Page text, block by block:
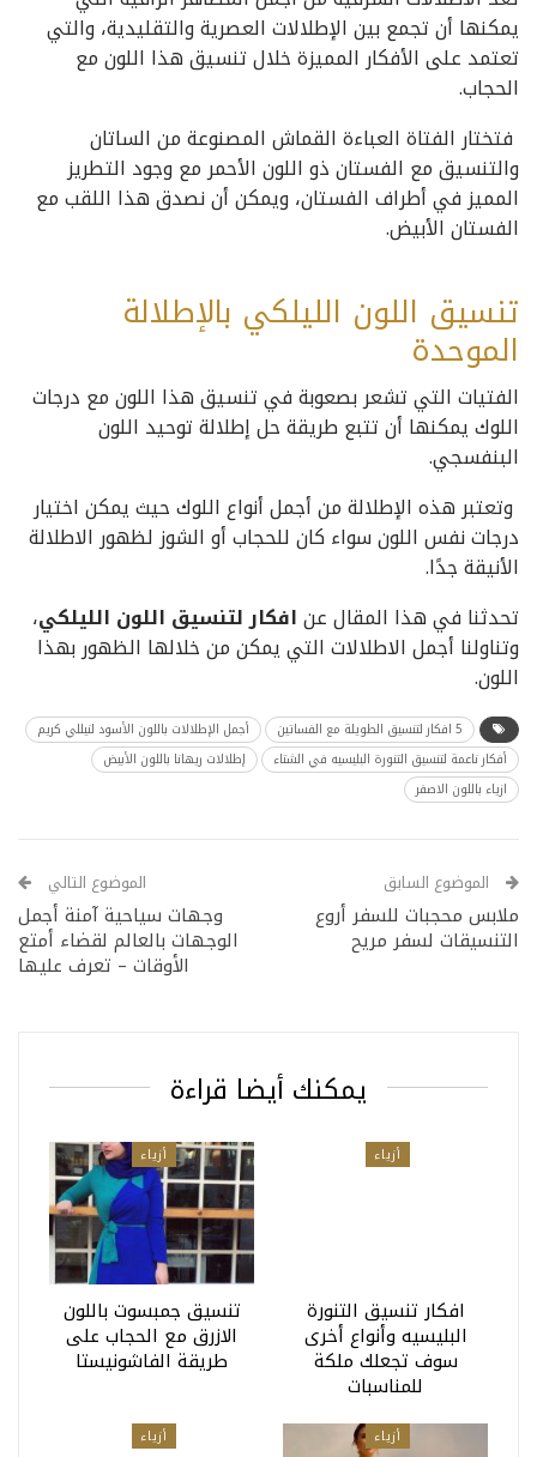
يمكنها أن تجمع بين الإطلالات العصرية والتقليدية، والتي
تعتمد على الأفكار المميزة خلال تنسيق هذا اللون مع
الحجاب.
فتختار الفتاة العباءة القماش المصنوعة من الساتان
والتنسيق مع الفستان ذو اللون الأحمر مع وجود التطريز
المميز في أطراف الفستان، ويمكن أن نصدق هذا اللقب مع
الفستان الأبيض.
تنسيق اللون الليلكي بالإطلالة
الموحدة
الفتيات التي تشعر بصعوبة في تنسيق هذا اللون مع درجات
اللوك يمكنها أن تتبع طريقة حل إطلالة توحيد اللون
البنفسجي.
وتعتبر هذه الإطلالة من أجمل أنواع اللوك حيث يمكن اختيار
درجات نفس اللون سواء كان للحجاب أو الشوز لظهور الاطلالة
الأنيقة جدًا.
تحدثنا في هذا المقال عنافكار لتنسيق اللون الليلكي،
وتناولنا أجمل الاطلالات التي يمكن من خلالها الظهور بهذا
اللون.
5 افكار لتنسيق الطويلة مع الفساتين
أجمل الإطلالات باللون الأسود لنيللي كريم
أفكار ناعمة لتنسيق التنورة البليسيه في الشتاء
إطلالات ريهانا باللون الأبيض
ازياء باللون الاصفر
الموضوع السابق
ملابس محجبات للسفر أروع
التنسيقات لسفر مريح
الموضوع التالي
وجهات سياحية آمنة أجمل
الوجهات بالعالم لقضاء أمتع
الأوقات – تعرف عليها
يمكنك أيضا قراءة
أزياء
افكار تنسيق التنورة
البليسيه وأنواع أخرى
سوف تجعلك ملكة
للمناسبات
أزياء
تنسيق جمبسوت باللون
الازرق مع الحجاب على
طريقة الفاشونيستا
أزياء أزياء